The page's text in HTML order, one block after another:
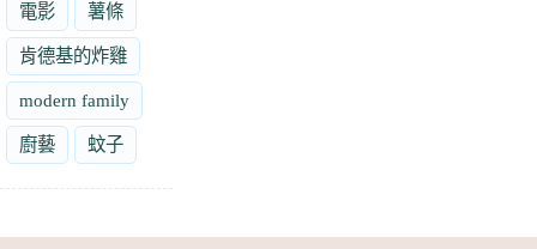
電影 薯條
肯德基的炸雞
modern family
廚藝 蚊子